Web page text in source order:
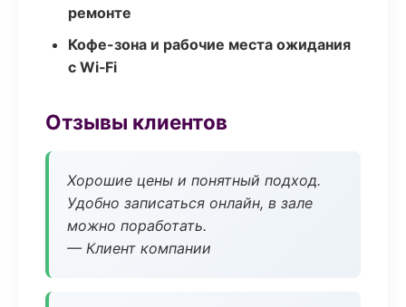
ремонте
Кофе-зона и рабочие места ожидания
с Wi‑Fi
Отзывы клиентов
Хорошие цены и понятный подход.
Удобно записаться онлайн, в зале
можно поработать.
— Клиент компании